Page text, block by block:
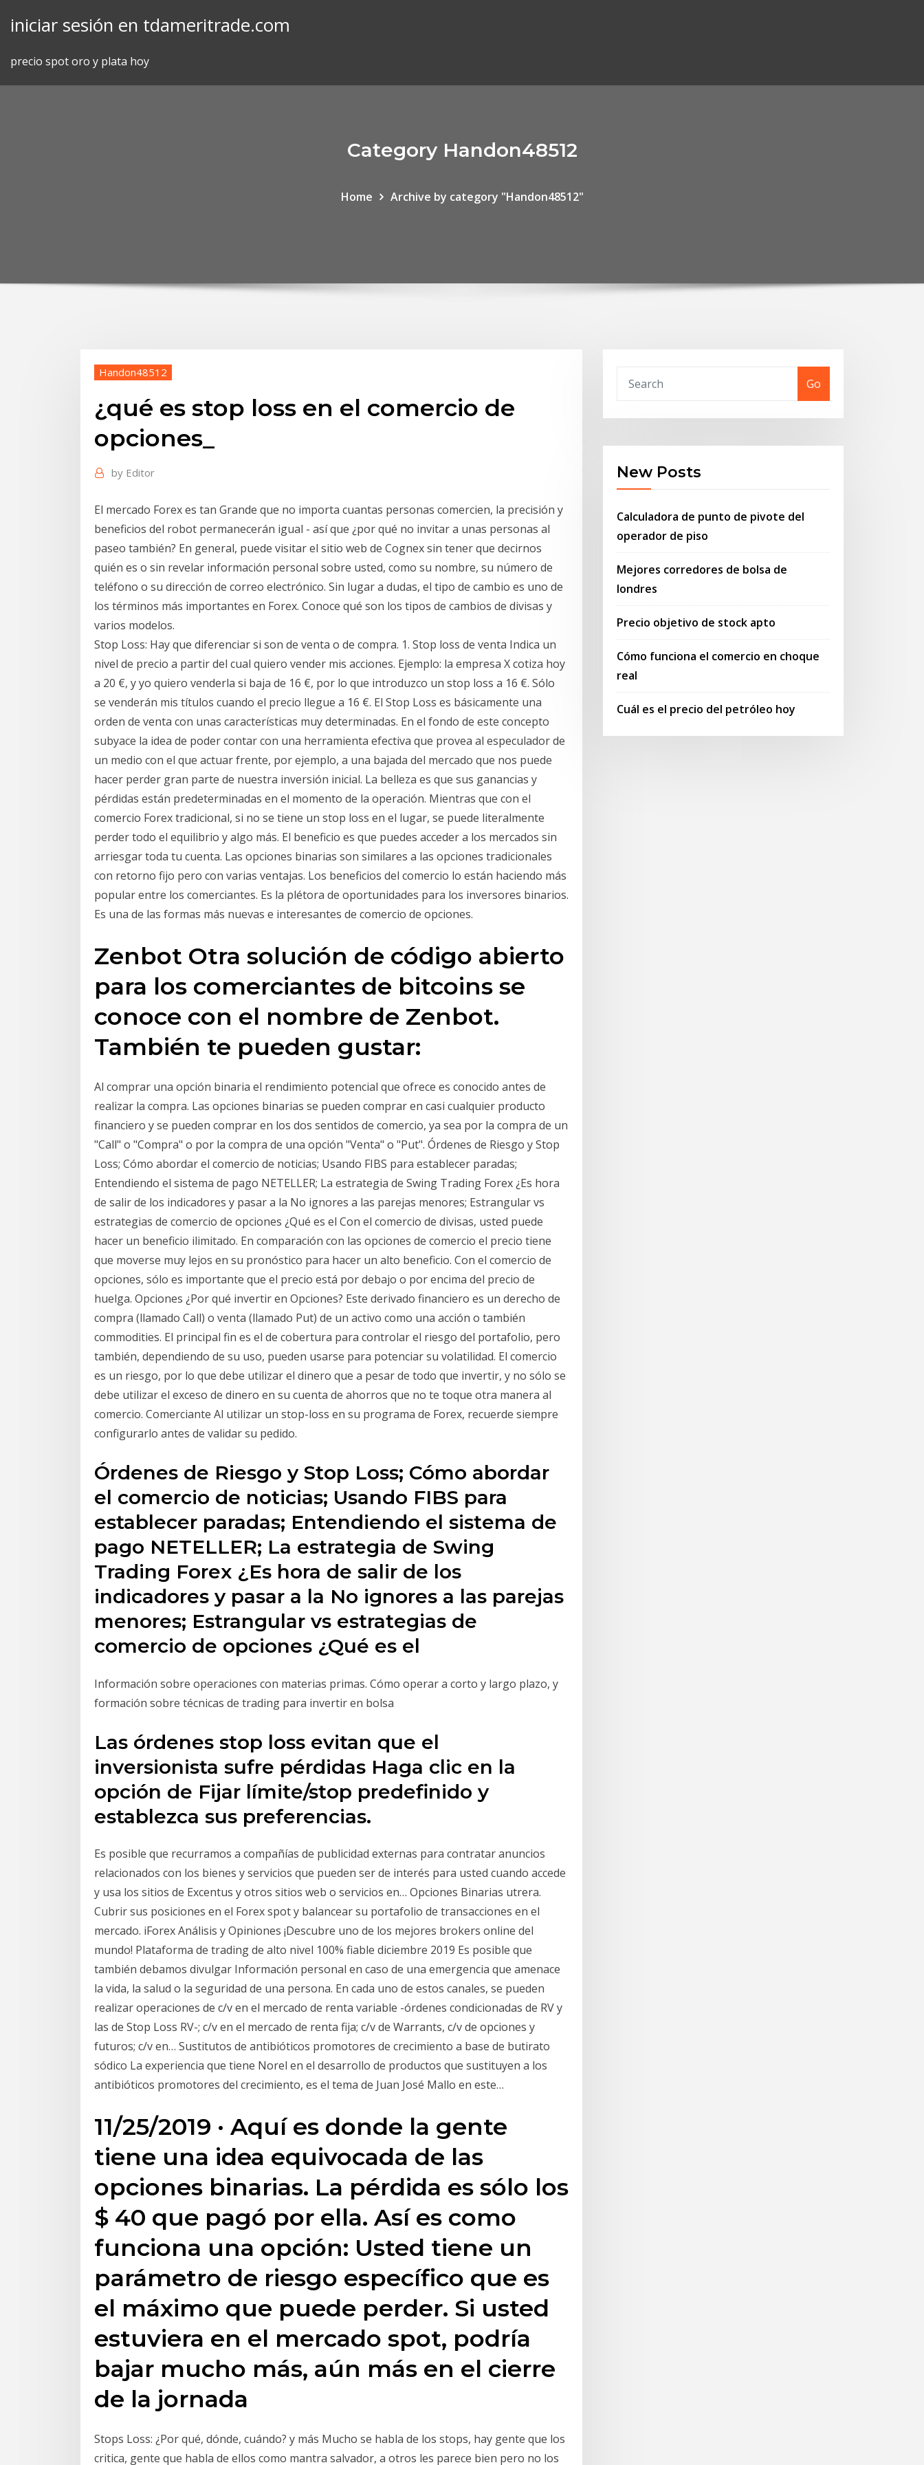
iniciar sesión en tdameritrade.com
precio spot oro y plata hoy
Category Handon48512
Home Archive by category "Handon48512"
Handon48512
¿qué es stop loss en el comercio de
opciones_
by Editor
El mercado Forex es tan Grande que no importa cuantas personas comercien, la precisión y
beneficios del robot permanecerán igual - así que ¿por qué no invitar a unas personas al
paseo también? En general, puede visitar el sitio web de Cognex sin tener que decirnos
quién es o sin revelar información personal sobre usted, como su nombre, su número de
teléfono o su dirección de correo electrónico. Sin lugar a dudas, el tipo de cambio es uno de
los términos más importantes en Forex. Conoce qué son los tipos de cambios de divisas y
varios modelos.
Stop Loss: Hay que diferenciar si son de venta o de compra. 1. Stop loss de venta Indica un
nivel de precio a partir del cual quiero vender mis acciones. Ejemplo: la empresa X cotiza hoy
a 20 €, y yo quiero venderla si baja de 16 €, por lo que introduzco un stop loss a 16 €. Sólo
se venderán mis títulos cuando el precio llegue a 16 €. El Stop Loss es básicamente una
orden de venta con unas características muy determinadas. En el fondo de este concepto
subyace la idea de poder contar con una herramienta efectiva que provea al especulador de
un medio con el que actuar frente, por ejemplo, a una bajada del mercado que nos puede
hacer perder gran parte de nuestra inversión inicial. La belleza es que sus ganancias y
pérdidas están predeterminadas en el momento de la operación. Mientras que con el
comercio Forex tradicional, si no se tiene un stop loss en el lugar, se puede literalmente
perder todo el equilibrio y algo más. El beneficio es que puedes acceder a los mercados sin
arriesgar toda tu cuenta. Las opciones binarias son similares a las opciones tradicionales
con retorno fijo pero con varias ventajas. Los beneficios del comercio lo están haciendo más
popular entre los comerciantes. Es la plétora de oportunidades para los inversores binarios.
Es una de las formas más nuevas e interesantes de comercio de opciones.
Zenbot Otra solución de código abierto
para los comerciantes de bitcoins se
conoce con el nombre de Zenbot.
También te pueden gustar:
Al comprar una opción binaria el rendimiento potencial que ofrece es conocido antes de
realizar la compra. Las opciones binarias se pueden comprar en casi cualquier producto
financiero y se pueden comprar en los dos sentidos de comercio, ya sea por la compra de un
"Call" o "Compra" o por la compra de una opción "Venta" o "Put". Órdenes de Riesgo y Stop
Loss; Cómo abordar el comercio de noticias; Usando FIBS para establecer paradas;
Entendiendo el sistema de pago NETELLER; La estrategia de Swing Trading Forex ¿Es hora
de salir de los indicadores y pasar a la No ignores a las parejas menores; Estrangular vs
estrategias de comercio de opciones ¿Qué es el Con el comercio de divisas, usted puede
hacer un beneficio ilimitado. En comparación con las opciones de comercio el precio tiene
que moverse muy lejos en su pronóstico para hacer un alto beneficio. Con el comercio de
opciones, sólo es importante que el precio está por debajo o por encima del precio de
huelga. Opciones ¿Por qué invertir en Opciones? Este derivado financiero es un derecho de
compra (llamado Call) o venta (llamado Put) de un activo como una acción o también
commodities. El principal fin es el de cobertura para controlar el riesgo del portafolio, pero
también, dependiendo de su uso, pueden usarse para potenciar su volatilidad. El comercio
es un riesgo, por lo que debe utilizar el dinero que a pesar de todo que invertir, y no sólo se
debe utilizar el exceso de dinero en su cuenta de ahorros que no te toque otra manera al
comercio. Comerciante Al utilizar un stop-loss en su programa de Forex, recuerde siempre
configurarlo antes de validar su pedido.
Órdenes de Riesgo y Stop Loss; Cómo abordar
el comercio de noticias; Usando FIBS para
establecer paradas; Entendiendo el sistema de
pago NETELLER; La estrategia de Swing
Trading Forex ¿Es hora de salir de los
indicadores y pasar a la No ignores a las parejas
menores; Estrangular vs estrategias de
comercio de opciones ¿Qué es el
Información sobre operaciones con materias primas. Cómo operar a corto y largo plazo, y
formación sobre técnicas de trading para invertir en bolsa
Las órdenes stop loss evitan que el
inversionista sufre pérdidas Haga clic en la
opción de Fijar límite/stop predefinido y
establezca sus preferencias.
Es posible que recurramos a compañías de publicidad externas para contratar anuncios
relacionados con los bienes y servicios que pueden ser de interés para usted cuando accede
y usa los sitios de Excentus y otros sitios web o servicios en… Opciones Binarias utrera.
Cubrir sus posiciones en el Forex spot y balancear su portafolio de transacciones en el
mercado. iForex Análisis y Opiniones ¡Descubre uno de los mejores brokers online del
mundo! Plataforma de trading de alto nivel 100% fiable diciembre 2019 Es posible que
también debamos divulgar Información personal en caso de una emergencia que amenace
la vida, la salud o la seguridad de una persona. En cada uno de estos canales, se pueden
realizar operaciones de c/v en el mercado de renta variable -órdenes condicionadas de RV y
las de Stop Loss RV-; c/v en el mercado de renta fija; c/v de Warrants, c/v de opciones y
futuros; c/v en… Sustitutos de antibióticos promotores de crecimiento a base de butirato
sódico La experiencia que tiene Norel en el desarrollo de productos que sustituyen a los
antibióticos promotores del crecimiento, es el tema de Juan José Mallo en este…
11/25/2019 · Aquí es donde la gente
tiene una idea equivocada de las
opciones binarias. La pérdida es sólo los
$ 40 que pagó por ella. Así es como
funciona una opción: Usted tiene un
parámetro de riesgo específico que es
el máximo que puede perder. Si usted
estuviera en el mercado spot, podría
bajar mucho más, aún más en el cierre
de la jornada
Stops Loss: ¿Por qué, dónde, cuándo? y más Mucho se habla de los stops, hay gente que los
critica, gente que habla de ellos como mantra salvador, a otros les parece bien pero no los
Go
New Posts
Calculadora de punto de pivote del
operador de piso
Mejores corredores de bolsa de
londres
Precio objetivo de stock apto
Cómo funciona el comercio en choque
real
Cuál es el precio del petróleo hoy